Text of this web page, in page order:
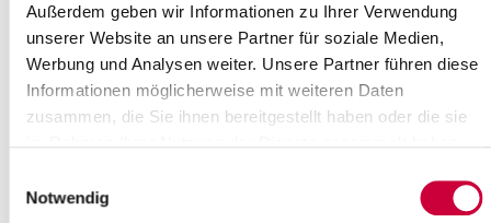
Außerdem geben wir Informationen zu Ihrer Verwendung
unserer Website an unsere Partner für soziale Medien,
Werbung und Analysen weiter. Unsere Partner führen diese
Informationen möglicherweise mit weiteren Daten
zusammen, die Sie ihnen bereitgestellt haben oder die sie
Notwendig
Saturday, 23.05.2026
Essen in Gemeinschaft